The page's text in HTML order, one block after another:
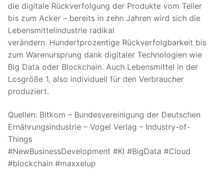
die digitale Rückverfolgung der Produkte vom Teller
bis zum Acker – bereits in zehn Jahren wird sich die
Lebensmittelindustrie radikal
verändern. Hundertprozentige Rückverfolgbarkeit bis
zum Warenursprung dank digitaler Technologien wie
Big Data oder Blockchain. Auch Lebensmittel in der
Losgröße 1, also individuell für den Verbraucher
produziert.
Quellen: Bitkom – Bundesvereinigung der Deutschen
Ernährungsindustrie – Vogel Verlag – Industry-of-
Things
#NewBusinessDevelopment #KI #BigData #Cloud
#blockchain #maxxelup